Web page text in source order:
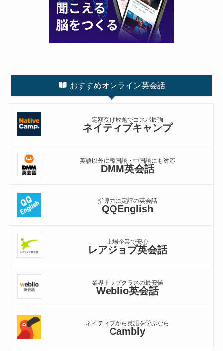
おすすめオンライン英会話
定額受け放題でコスパ最強
ネイティブキャンプ
英語以外に韓国語・中国語にも対応
DMM英会話
指導力に定評の英会話
QQEnglish
上場企業で安心
レアジョブ英会話
業界トップクラスの最安値
Weblio英会話
ネイティブから英語を学ぶなら
Cambly